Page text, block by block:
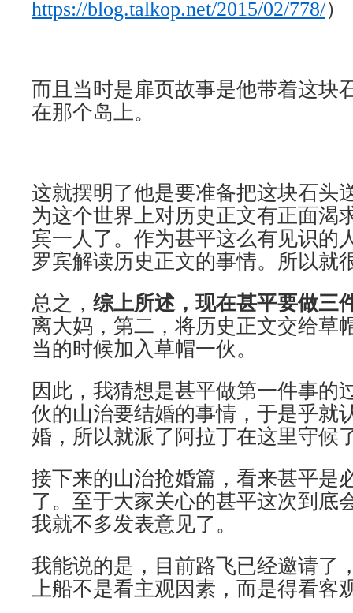
https://blog.talkop.net/2015/02/778/）
而且当时是扉页故事是他带着这块
在那个岛上。
这就摆明了他是要准备把这块石头
为这个世界上对历史正文有正面渴
宾一人了。作为甚平这么有见识的
罗宾解读历史正文的事情。所以就
总之， 综上所述，现在甚平要做三
离大妈，第二，将历史正文交给草
当的时候加入草帽一伙。
因此，我猜想是甚平做第一件事的
伙的山治要结婚的事情，于是乎就
婚，所以就派了阿拉丁在这里守候
接下来的山治抢婚篇，看来甚平是
了。至于大家关心的甚平这次到底
我就不多发表意见了。
我能说的是，目前路飞已经邀请了
上船不是看主观因素，而是得看客